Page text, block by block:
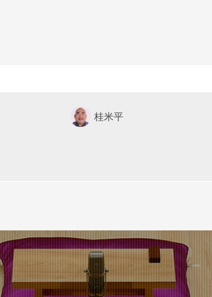
桂米平